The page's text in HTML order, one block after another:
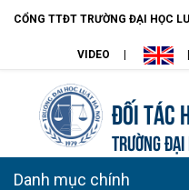
CỔNG TTĐT TRƯỜNG ĐẠI HỌC
VIDEO
Đối tác
TRƯỜNG
Danh mục chính